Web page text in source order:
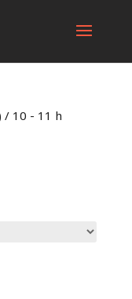
/ 10 - 11 h